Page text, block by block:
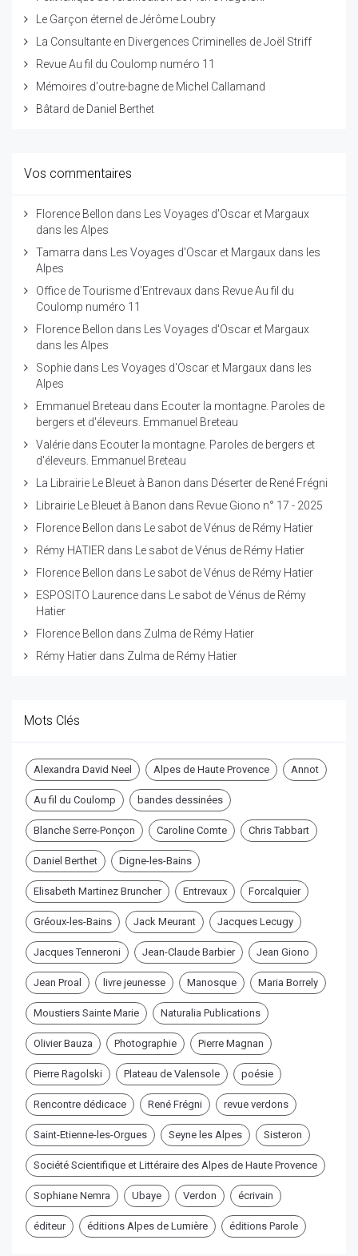
Le Garçon éternel de Jérôme Loubry
La Consultante en Divergences Criminelles de Joël Striff
Revue Au fil du Coulomp numéro 11
Mémoires d'outre-bagne de Michel Callamand
Bâtard de Daniel Berthet
Vos commentaires
Florence Bellon dans
Les Voyages d'Oscar et Margaux
dans les Alpes
Tamarra dans
Les Voyages d'Oscar et Margaux dans les
Alpes
Office de Tourisme d'Entrevaux dans Revue Au fil du
Coulomp numéro 11
Florence Bellon dans
Les Voyages d'Oscar et Margaux
dans les Alpes
Sophie dans
Les Voyages d'Oscar et Margaux dans les
Alpes
Emmanuel Breteau dans Ecouter la montagne. Paroles de
bergers et d'éleveurs. Emmanuel Breteau
Valérie dans Ecouter la montagne. Paroles de bergers et
d'éleveurs. Emmanuel Breteau
La Librairie Le Bleuet à Banon dans Déserter de René Frégni
Librairie Le Bleuet à Banon dans Revue Giono n° 17 - 2025
Florence Bellon dans
Le sabot de Vénus de Rémy Hatier
Rémy HATIER dans
Le sabot de Vénus de Rémy Hatier
Florence Bellon dans
Le sabot de Vénus de Rémy Hatier
ESPOSITO Laurence dans
Le sabot de Vénus de Rémy
Hatier
Florence Bellon dans Zulma de Rémy Hatier
Rémy Hatier dans Zulma de Rémy Hatier
Mots Clés
Alexandra David Neel Alpes de Haute Provence Annot
Au fil du Coulomp bandes dessinées
Blanche Serre-Ponçon Caroline Comte Chris Tabbart
Daniel Berthet Digne-les-Bains
Elisabeth Martinez Bruncher Entrevaux Forcalquier
Gréoux-les-Bains Jack Meurant Jacques Lecugy
Jacques Tenneroni Jean-Claude Barbier Jean Giono
Jean Proal livre jeunesse Manosque Maria Borrely
Moustiers Sainte Marie Naturalia Publications
Olivier Bauza Photographie Pierre Magnan
Pierre Ragolski Plateau de Valensole poésie
Rencontre dédicace René Frégni revue verdons
Saint-Etienne-les-Orgues Seyne les Alpes Sisteron
Société Scientifique et Littéraire des Alpes de Haute Provence
Sophiane Nemra Ubaye Verdon écrivain
éditeur éditions Alpes de Lumière éditions Parole